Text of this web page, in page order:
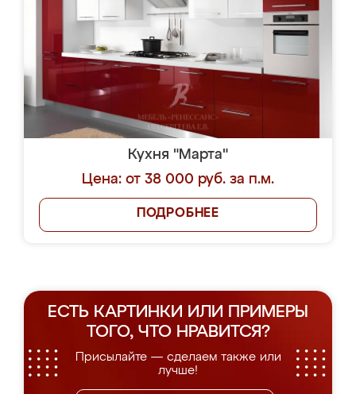
Кухня "Марта"
Цена: от 38 000 руб. за п.м.
ПОДРОБНЕЕ
ЕСТЬ КАРТИНКИ ИЛИ ПРИМЕРЫ
ТОГО, ЧТО НРАВИТСЯ?
Присылайте — сделаем также или
лучше!